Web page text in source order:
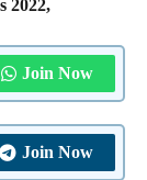
2022,
Join Now
Join Now